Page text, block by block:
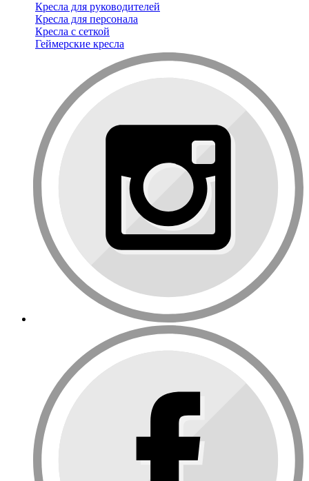
Кресла для руководителей
Кресла для персонала
Кресла с сеткой
Геймерские кресла